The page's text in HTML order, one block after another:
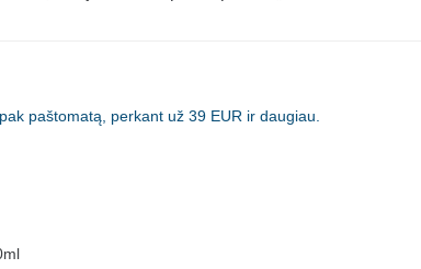
paštomatą, perkant už 39 EUR ir daugiau.